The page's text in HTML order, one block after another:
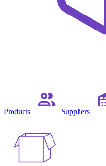
Products Suppliers